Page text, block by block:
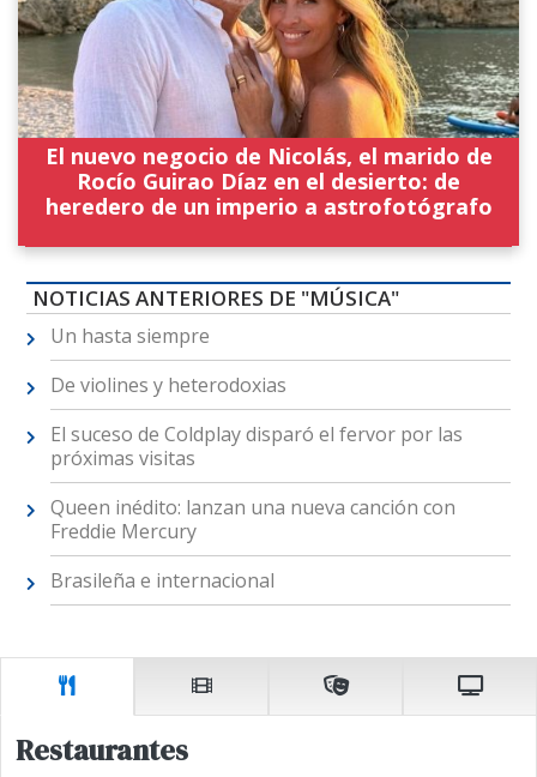
El nuevo negocio de Nicolás, el marido de
Rocío Guirao Díaz en el desierto: de
heredero de un imperio a astrofotógrafo
NOTICIAS ANTERIORES DE "MÚSICA"
Un hasta siempre
De violines y heterodoxias
El suceso de Coldplay disparó el fervor por las
próximas visitas
Queen inédito: lanzan una nueva canción con
Freddie Mercury
Brasileña e internacional
Restaurantes